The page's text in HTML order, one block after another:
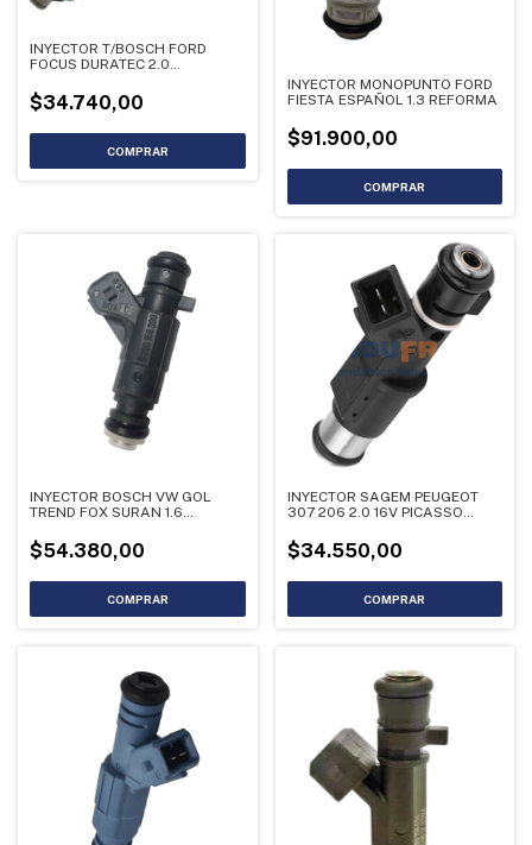
INYECTOR T/BOSCH FORD
FOCUS DURATEC 2.0
$34.740,00
INYECTOR MONOPUNTO FORD
FIESTA ESPAÑOL 1.3 REFORMA
$91.900,00
INYECTOR BOSCH VW GOL
TREND FOX SURAN 1.6
$54.380,00
INYECTOR SAGEM PEUGEOT
307 206 2.0 16V PICASSO
$34.550,00